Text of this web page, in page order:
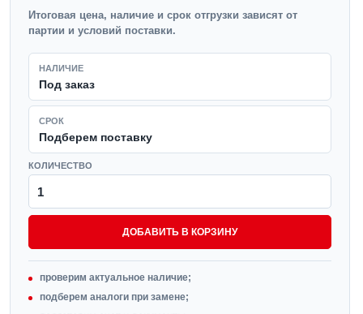
Итоговая цена, наличие и срок отгрузки зависят от
партии и условий поставки.
НАЛИЧИЕ
Под заказ
СРОК
Подберем поставку
КОЛИЧЕСТВО
ДОБАВИТЬ В КОРЗИНУ
проверим актуальное наличие;
подберем аналоги при замене;